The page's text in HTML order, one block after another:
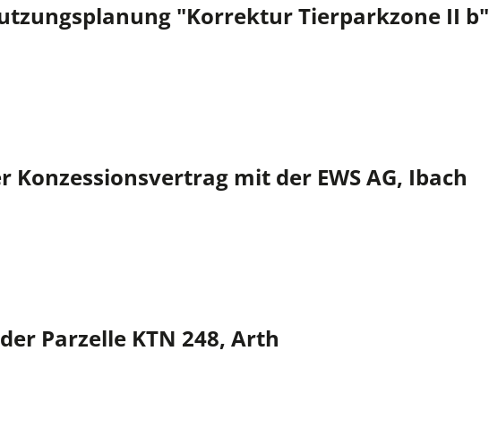
"Korrektur Tierparkzone II b"
Konzessionsvertrag mit der EWS AG, Ibach
Parzelle KTN 248, Arth